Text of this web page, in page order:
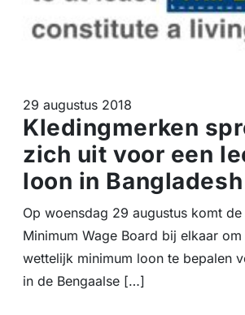
29 augustus 2018
Kledingmerken
zich uit voor een
loon in Bangladesh
Op woensdag 29 augustus komt de
Minimum Wage Board bij elkaar
wettelijk minimum loon te bepalen
in de Bengaalse […]